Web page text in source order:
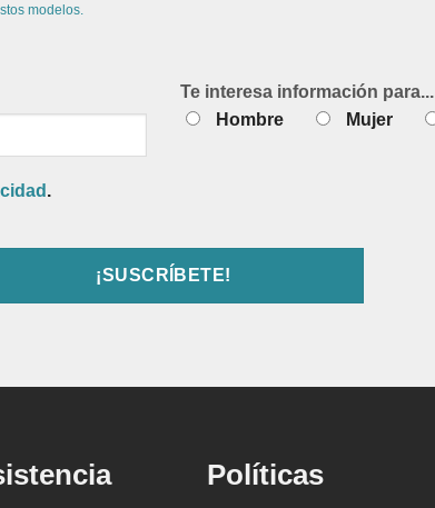
modelos.
.
Te interesa información para...
Hombre
Mujer
Políticas